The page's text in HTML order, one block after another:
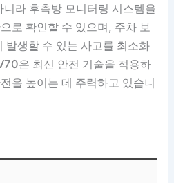
라 후측방 모니터링 시스템을
로 확인할 수 있으며, 주차 보
발생할 수 있는 사고를 최소화
은 최신 안전 기술을 적용하
을 높이는 데 주력하고 있습니